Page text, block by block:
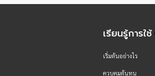
เรียนรู้การใ
เริ่มต้นอย่างไร
ควบคุมต้นทุน